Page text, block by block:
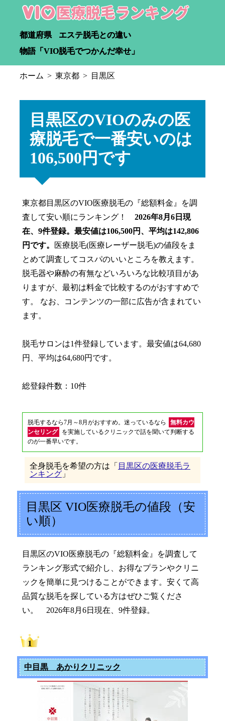
都道府県
エステ脱毛との違い
物語「VIO脱毛でつかんだ幸せ」
ホーム 東京都 目黒区
目黒区のVIOのみの医
療脱毛で一番安いのは
106,500円です
東京都目黒区のVIO医療脱毛の『総額料金』を調
査して安い順にランキング！ 2026年8月6日現
在、9件登録。最安値は106,500円、平均は142,806
円です。
医療脱毛(医療レーザー脱毛)の値段をま
とめて調査してコスパのいいところを教えます。
脱毛器や麻酔の有無などいろいろな比較項目があ
りますが、最初は料金で比較するのがおすすめで
す。 なお、コンテンツの一部に広告が含まれてい
ます。
脱毛サロンは1件登録しています。最安値は64,680
円、平均は64,680円です。
総登録件数：10件
脱毛するなら7月～8月がおすすめ。迷っているなら
無料カウ
ンセリング
を実施しているクリニックで話を聞いて判断する
のが一番早いです。
全身脱毛を希望の方は「 目黒区の医療脱毛ラ
ンキング 」
目黒区 VIO医療脱毛の値段（安
い順）
目黒区のVIO医療脱毛の『総額料金』を調査して
ランキング形式で紹介し、お得なプランやクリニ
ックを簡単に見つけることができます。安くて高
品質な脱毛を探している方はぜひご覧くださ
い。 2026年8月6日現在、9件登録。
中目黒 あかりクリニック